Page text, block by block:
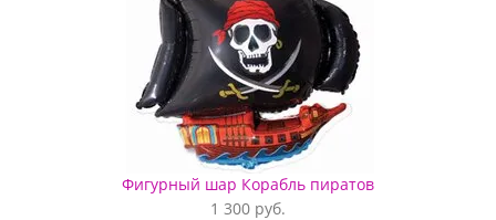
Фигурный шар Корабль пиратов
1 300 руб.